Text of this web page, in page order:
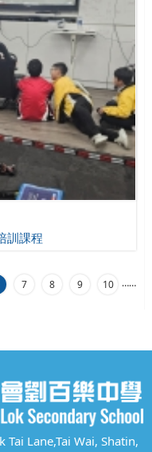
訓課程
…
7 8 9 10 …
Tai Lane,Tai Wai, Shatin,